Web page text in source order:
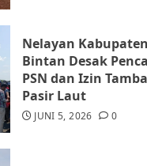
Warga Rempang
Audiensi dengan
Kota Batam, Soroti
Aktivitas yang
Warga
Nelayan Kabupaten
Bintan Desak
PSN dan Izin
Pasir Laut
JUNI 5, 2026 0